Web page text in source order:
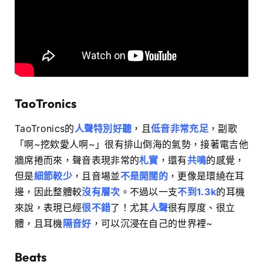
TaoTronics
TaoTronics的人聲特別好聽 ，且低音非常充足，副歌
「啊~挖欸愛人啊~」很有排山倒海的氣勢，接著電吉他
牆席捲而來，聲音表現非常的札實 ，還有共鳴的感覺，
但是細節較少，且音場並不是開闊的 ，更像是環繞在耳
邊，因此整體較沒有層次 。不過以一支不到1.3k的耳機
來說，表現已經很不錯了！尤其人聲很有厚度、很立
體，且耳機 隔音好 ，可以沉浸在自己的世界裡~
Beats